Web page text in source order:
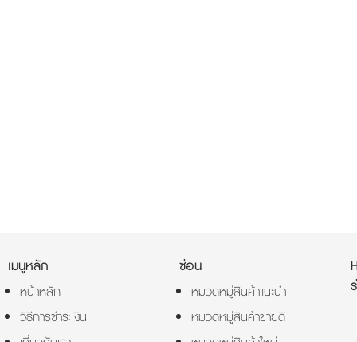
เมนูหลัก
หน้าหลัก
วิธีการชำระเงิน
ซ่อน
หมวดหมู่สินค้าแนะนำ
หมวดหมู่สินค้าขายดี